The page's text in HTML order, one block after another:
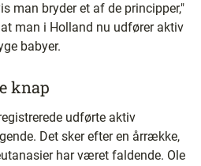
man bryder et af de principper,"
man i Holland nu udfører aktiv
babyer.
knap
udførte aktiv
Det sker efter en årrække,
har været faldende. Ole